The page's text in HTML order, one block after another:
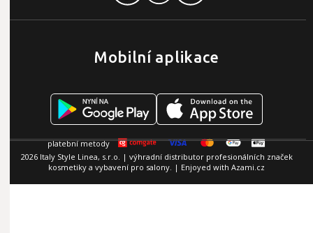
Mobilní aplikace
2026 Italy Style Linea, s.r.o. | výhradní distributor profesionálních značek
kosmetiky a vybavení pro salony. | Enjoyed with Azami.cz